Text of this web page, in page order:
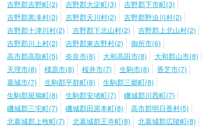
吉野郡吉野町(2) 吉野郡大淀町(3)
吉野郡下市町(3)
吉野郡黒滝村(2)
吉野郡天川村(2)
吉野郡野迫川村(2)
吉野郡十津川村(2)
吉野郡下北山村(2)
吉野郡上北山村(2)
吉野郡川上村(2)
吉野郡東吉野村(2)
御所市(6)
高市郡高取町(5)
奈良市(8) 大和高田市(8)
大和郡山市(8)
天理市(8)
橿原市(8) 桜井市(7) 生駒市(8)
香芝市(7)
葛城市(7)
生駒郡平群町(8)
生駒郡三郷町(8)
生駒郡斑鳩町(8)
生駒郡安堵町(7)
磯城郡川西町(7)
磯城郡三宅町(7)
磯城郡田原本町(8)
高市郡明日香村(5)
北葛城郡上牧町(7)
北葛城郡王寺町(8)
北葛城郡広陵町(8)